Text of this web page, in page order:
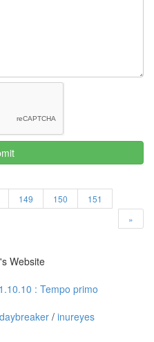
149 150
151
»
Website
: Tempo primo
daybreaker/ inureyes